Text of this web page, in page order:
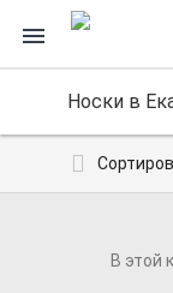
Носки в
В этой